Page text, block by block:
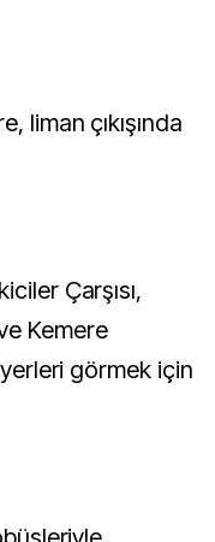
liman çıkışında
Çarşısı,
Kemere
görmek için